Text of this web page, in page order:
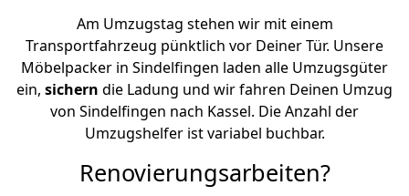
Am Umzugstag stehen wir mit einem
Transportfahrzeug pünktlich vor Deiner Tür. Unsere
Möbelpacker in Sindelfingen laden alle Umzugsgüter
ein, sichern die Ladung und wir fahren Deinen Umzug
von Sindelfingen nach Kassel. Die Anzahl der
Umzugshelfer ist variabel buchbar.
Renovierungsarbeiten?